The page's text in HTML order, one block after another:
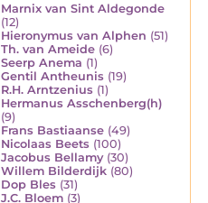
Marnix van Sint Aldegonde
(12)
Hieronymus van Alphen (51)
Th. van Ameide (6)
Seerp Anema (1)
Gentil Antheunis (19)
R.H. Arntzenius (1)
Hermanus Asschenberg(h)
(9)
Frans Bastiaanse (49)
Nicolaas Beets (100)
Jacobus Bellamy (30)
Willem Bilderdijk (80)
Dop Bles (31)
J.C. Bloem (3)